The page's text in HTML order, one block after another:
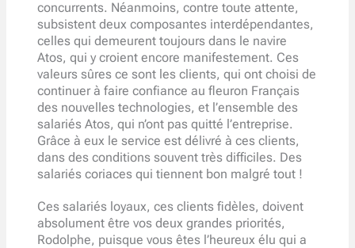
concurrents. Néanmoins, contre toute attente,
subsistent deux composantes interdépendantes,
celles qui demeurent toujours dans le navire
Atos, qui y croient encore manifestement. Ces
valeurs sûres ce sont les clients, qui ont choisi de
continuer à faire confiance au fleuron Français
des nouvelles technologies, et l’ensemble des
salariés Atos, qui n’ont pas quitté l’entreprise.
Grâce à eux le service est délivré à ces clients,
dans des conditions souvent très difficiles. Des
salariés coriaces qui tiennent bon malgré tout !
Ces salariés loyaux, ces clients fidèles, doivent
absolument être vos deux grandes priorités,
Rodolphe, puisque vous êtes l’heureux élu qui a